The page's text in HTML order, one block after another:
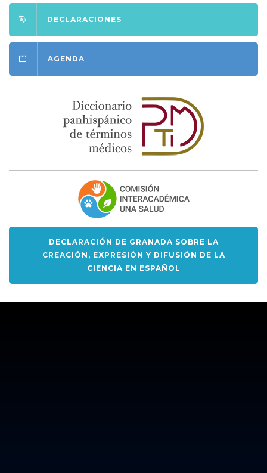
DECLARACIONES
AGENDA
DECLARACIÓN DE GRANADA SOBRE LA
CREACIÓN, EXPRESIÓN Y DIFUSIÓN DE LA
CIENCIA EN ESPAÑOL